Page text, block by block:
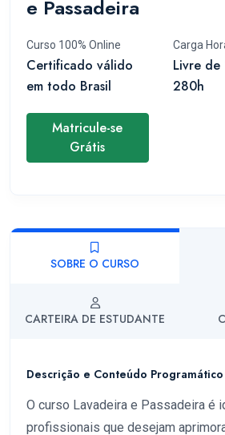
e Passadeira
Curso 100% Online
Certificado válido
em todo Brasil
Carga
Livre de
280h
Matricule-se
Grátis
SOBRE O CURSO
CARTEIRA DE ESTUDANTE
Descrição e Conteúdo Programático
O curso Lavadeira e Passadeira é
profissionais que desejam